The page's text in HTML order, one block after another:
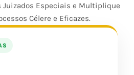
Juizados Especiais e Multiplique
Célere e Eficazes.